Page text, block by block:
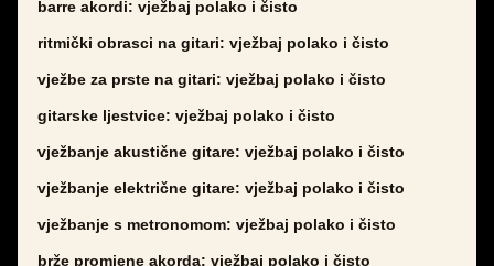
barre akordi: vježbaj polako i čisto
ritmički obrasci na gitari: vježbaj polako i čisto
vježbe za prste na gitari: vježbaj polako i čisto
gitarske ljestvice: vježbaj polako i čisto
vježbanje akustične gitare: vježbaj polako i čisto
vježbanje električne gitare: vježbaj polako i čisto
vježbanje s metronomom: vježbaj polako i čisto
brže promjene akorda: vježbaj polako i čisto